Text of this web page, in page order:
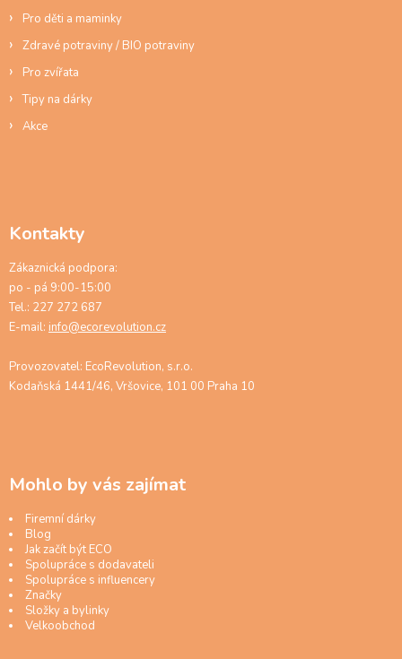
Pro děti a maminky
Zdravé potraviny / BIO potraviny
Pro zvířata
Tipy na dárky
Akce
Kontakty
Zákaznická podpora:
po - pá 9:00-15:00
Tel.: 227 272 687
E-mail: info@ecorevolution.cz
Provozovatel: EcoRevolution, s.r.o.
Kodaňská 1441/46, Vršovice, 101 00 Praha 10
Mohlo by vás zajímat
Firemní dárky
Blog
Jak začít být ECO
Spolupráce s dodavateli
Spolupráce s influencery
Značky
Složky a bylinky
Velkoobchod